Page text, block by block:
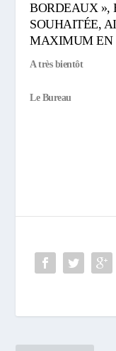
BORDEAUX »,
SOUHAITÉE,
MAXIMUM EN
A très bientôt
Le Bureau